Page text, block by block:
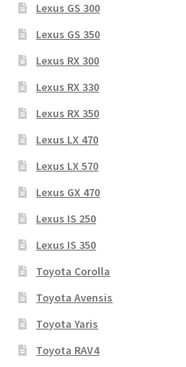
Lexus GS 300
Lexus GS 350
Lexus RX 300
Lexus RX 330
Lexus RX 350
Lexus LX 470
Lexus LX 570
Lexus GX 470
Lexus IS 250
Lexus IS 350
Toyota Corolla
Toyota Avensis
Toyota Yaris
Toyota RAV4